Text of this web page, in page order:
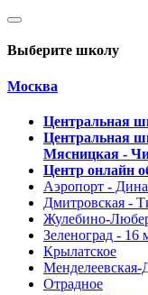
Выберите школу
Москва
Центральная
Центральная
Мясницкая -
Центр онлайн
Аэропорт -
Дмитровская -
Жулебино-
Зеленоград - 16
Крылатское
Менделеевская-
Отрадное